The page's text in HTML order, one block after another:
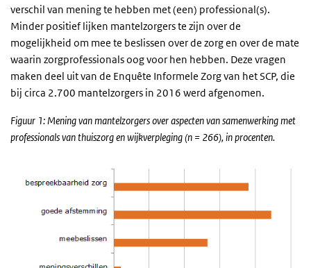
verschil van mening te hebben met (een) professional(s).
Minder positief lijken mantelzorgers te zijn over de
mogelijkheid om mee te beslissen over de zorg en over de mate
waarin zorgprofessionals oog voor hen hebben. Deze vragen
maken deel uit van de Enquête Informele Zorg van het SCP, die
bij circa 2.700 mantelzorgers in 2016 werd afgenomen.
Figuur 1: Mening van mantelzorgers over aspecten van samenwerking met
professionals van thuiszorg en wijkverpleging (n = 266), in procenten.